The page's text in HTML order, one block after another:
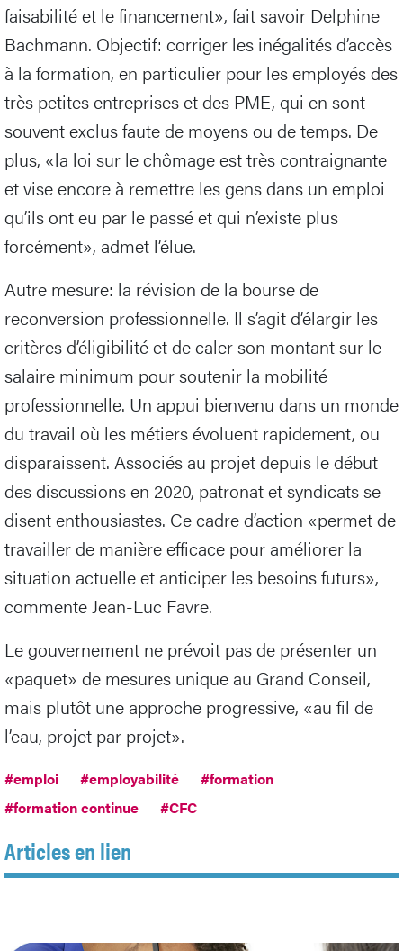
faisabilité et le financement», fait savoir Delphine
Bachmann. Objectif: corriger les inégalités d’accès
à la formation, en particulier pour les employés des
très petites entreprises et des PME, qui en sont
souvent exclus faute de moyens ou de temps. De
plus, «la loi sur le chômage est très contraignante
et vise encore à remettre les gens dans un emploi
qu’ils ont eu par le passé et qui n’existe plus
forcément», admet l’élue.
Autre mesure: la révision de la bourse de
reconversion professionnelle. Il s’agit d’élargir les
critères d’éligibilité et de caler son montant sur le
salaire minimum pour soutenir la mobilité
professionnelle. Un appui bienvenu dans un monde
du travail où les métiers évoluent rapidement, ou
disparaissent. Associés au projet depuis le début
des discussions en 2020, patronat et syndicats se
disent enthousiastes. Ce cadre d’action «permet de
travailler de manière efficace pour améliorer la
situation actuelle et anticiper les besoins futurs»,
commente Jean-Luc Favre.
Le gouvernement ne prévoit pas de présenter un
«paquet» de mesures unique au Grand Conseil,
mais plutôt une approche progressive, «au fil de
l’eau, projet par projet».
#emploi #employabilité
#formation
#formation continue
#CFC
Articles en lien